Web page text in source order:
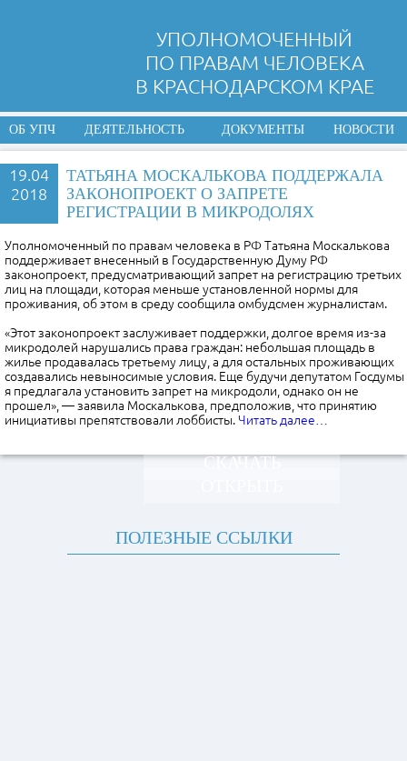
УПОЛНОМОЧЕННЫЙ
ПО ПРАВАМ ЧЕЛОВЕКА
В КРАСНОДАРСКОМ КРАЕ
ОБ УПЧ ДЕЯТЕЛЬНОСТЬ ДОКУМЕНТЫ НОВОСТИ
19.04
2018
ТАТЬЯНА МОСКАЛЬКОВА ПОДДЕРЖАЛА
ЗАКОНОПРОЕКТ О ЗАПРЕТЕ
РЕГИСТРАЦИИ В МИКРОДОЛЯХ
Уполномоченный по правам человека в РФ Татьяна Москалькова
поддерживает внесенный в Государственную Думу РФ
законопроект, предусматривающий запрет на регистрацию третьих
лиц на площади, которая меньше установленной нормы для
проживания, об этом в среду сообщила омбудсмен журналистам.
«Этот законопроект заслуживает поддержки, долгое время из-за
микродолей нарушались права граждан: небольшая площадь в
жилье продавалась третьему лицу, а для остальных проживающих
создавались невыносимые условия. Еще будучи депутатом Госдумы
я предлагала установить запрет на микродоли, однако он не
прошел», — заявила Москалькова, предположив, что принятию
инициативы препятствовали лоббисты. Читать далее…
СКАЧАТЬ
ПОЛЕЗНЫЕ ССЫЛКИ